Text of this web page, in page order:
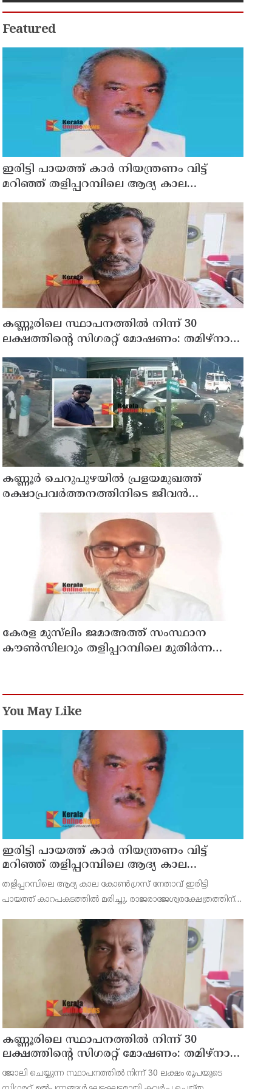
Featured
ഇരിട്ടി പായത്ത് കാർ നിയന്ത്രണം വിട്ട്
മറിഞ്ഞ് തളിപ്പറമ്പിലെ ആദ്യ കാല
കോണ്‍ഗ്രസ് നേതാവ് മരിച്ചു
കണ്ണൂരിലെ സ്ഥാപനത്തിൽ നിന്ന് 30
ലക്ഷത്തിന്റെ സിഗരറ്റ് മോഷണം: തമിഴ്‌നാട്
സ്വദേശിയായ സെയിൽസ്മാൻ
തെങ്കാശിയിൽ പിടിയിൽ
കണ്ണൂർ ചെറുപുഴയിൽ പ്രളയമുഖത്ത്
രക്ഷാപ്രവർത്തനത്തിനിടെ ജീവൻ
നഷ്ടപ്പെട്ട ആർ. രാജേഷിൻ്റെ ഭൗതിക
ശരീരത്തോട് അനാദരവ് കാണിച്ചതായി
കേരള മുസ്‌ലിം ജമാഅത്ത് സംസ്ഥാന
കൗൺസിലറും തളിപ്പറമ്പിലെ മുതിർന്ന
You May Like
ഇരിട്ടി പായത്ത് കാർ നിയന്ത്രണം വിട്ട്
മറിഞ്ഞ് തളിപ്പറമ്പിലെ ആദ്യ കാല
കോണ്‍ഗ്രസ് നേതാവ് മരിച്ചു
തളിപ്പറമ്പിലെ ആദ്യ കാല കോണ്‍ഗ്രസ് നേതാവ് ഇരിട്ടി
പായത്ത് കാറപകടത്തില്‍ മരിച്ചു. രാജരാജേശ്വരക്ഷേത്രത്തിന്
എം.കെ.കേശവനാ(74)ണ് മരിച്ചത്.
കണ്ണൂരിലെ സ്ഥാപനത്തിൽ നിന്ന് 30
ലക്ഷത്തിന്റെ സിഗരറ്റ് മോഷണം: തമിഴ്‌നാട്
സ്വദേശിയായ സെയിൽസ്മാൻ
തെങ്കാശിയിൽ പിടിയിൽ
ജോലി ചെയ്യുന്ന സ്ഥാപനത്തിൽ നിന്ന് 30 ലക്ഷം രൂപയുടെ